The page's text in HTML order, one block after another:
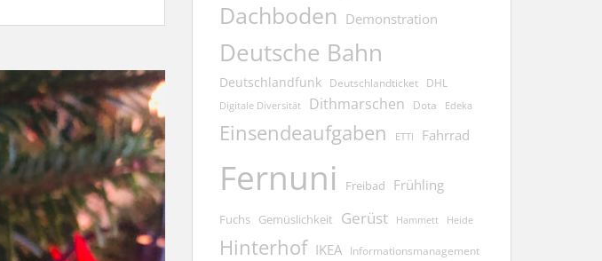
Dachboden Demonstration
Deutsche Bahn
Deutschlandfunk Deutschlandticket DHL
Digitale Diversität Dithmarschen Dota Edeka
Einsendeaufgaben ETTI Fahrrad
Fernuni Freibad Frühling
Fuchs Gemüslichkeit Gerüst Hammett Heide
Hinterhof IKEA Informationsmanagement